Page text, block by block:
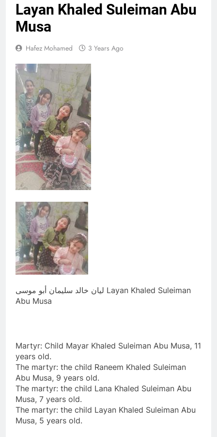
Layan Khaled Suleiman Abu
Musa
Hafez Mohamed 3 Years Ago
ليان خالد سليمان أبو موسى Layan Khaled Suleiman
Abu Musa
Martyr: Child Mayar Khaled Suleiman Abu Musa, 11
years old.
The martyr: the child Raneem Khaled Suleiman
Abu Musa, 9 years old.
The martyr: the child Lana Khaled Suleiman Abu
Musa, 7 years old.
The martyr: the child Layan Khaled Suleiman Abu
Musa, 5 years old.